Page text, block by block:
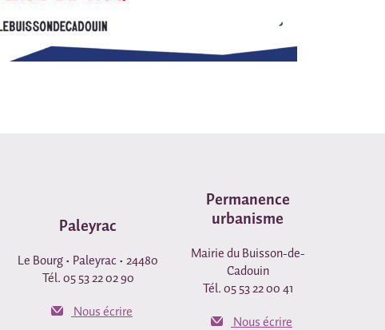
Paleyrac
Le Bourg • Paleyrac • 24480
Tél. 05 53 22 02 90
Nous écrire
Permanence
urbanisme
Mairie du Buisson-de-
Cadouin
Tél. 05 53 22 00 41
Nous écrire